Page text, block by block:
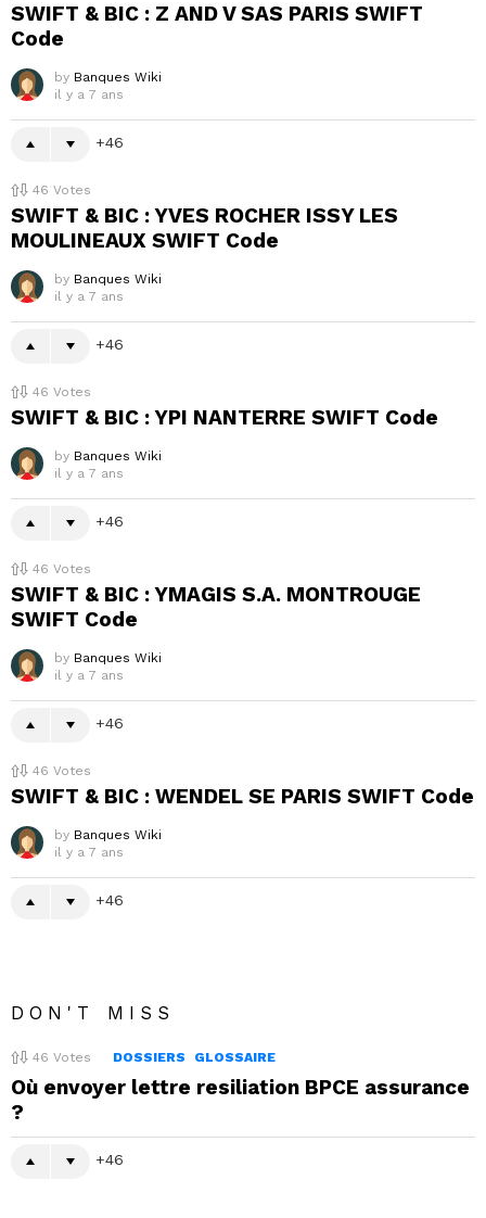
SWIFT & BIC : Z AND V SAS PARIS SWIFT
Code
by Banques Wiki
il y a 7 ans
46
46 Votes
SWIFT & BIC : YVES ROCHER ISSY LES
MOULINEAUX SWIFT Code
by Banques Wiki
il y a 7 ans
46
46 Votes
SWIFT & BIC : YPI NANTERRE SWIFT Code
by Banques Wiki
il y a 7 ans
46
46 Votes
SWIFT & BIC : YMAGIS S.A. MONTROUGE
SWIFT Code
by Banques Wiki
il y a 7 ans
46
46 Votes
SWIFT & BIC : WENDEL SE PARIS SWIFT Code
by Banques Wiki
il y a 7 ans
46
DON'T MISS
46 Votes DOSSIERS GLOSSAIRE
Où envoyer lettre resiliation BPCE assurance
?
46